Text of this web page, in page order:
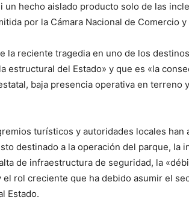
hecho aislado producto solo de las
por la Cámara Nacional de Comercio y
la reciente tragedia en uno de los
estructural del Estado» y que es «la
baja presencia operativa en terreno
turísticos y autoridades locales
destinado a la operación del parque, la
de infraestructura de seguridad, la
el rol creciente que ha debido asumir el
Estado.